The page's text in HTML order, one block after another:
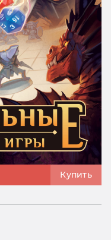
Купить